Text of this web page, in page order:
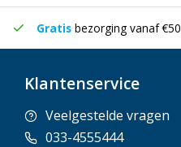
Gratis bezorging vanaf €50
Klantenservice
Veelgestelde vragen
033-4555444